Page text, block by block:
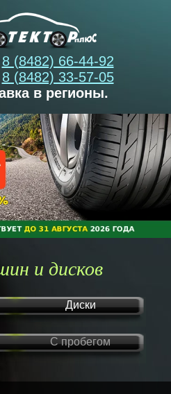
8 (8482) 66-44-92
8 (8482) 33-57-05
в регионы.
и дисков
Диски
С пробегом